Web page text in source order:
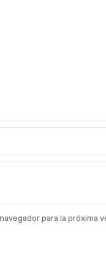
para la próxima